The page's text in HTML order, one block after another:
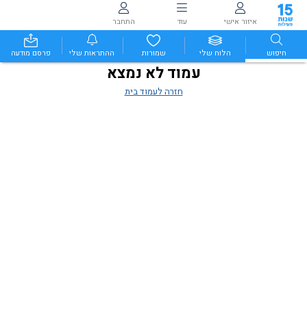
איזור אישי עוד התחבר
חיפוש הלוח שלי שמורות ההתראות שלי פרסם מודעה
עמוד לא נמצא
חזרה לעמוד בית